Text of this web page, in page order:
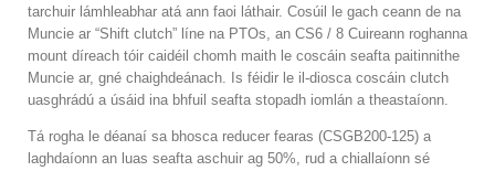
tarchuir lámhleabhar atá ann faoi láthair. Cosúil le gach ceann de na
Muncie ar “Shift clutch” líne na PTOs, an CS6 / 8 Cuireann roghanna
mount díreach tóir caidéil chomh maith le coscáin seafta paitinnithe
Muncie ar, gné chaighdeánach. Is féidir le il-diosca coscáin clutch
uasghrádú a úsáid ina bhfuil seafta stopadh iomlán a theastaíonn.
Tá rogha le déanaí sa bhosca reducer fearas (CSGB200-125) a
laghdaíonn an luas seafta aschuir ag 50%, rud a chiallaíonn sé